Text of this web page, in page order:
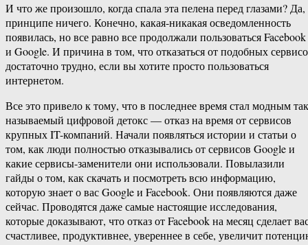
И что же произошло, когда спала эта пелена перед глазами? Да,
принципе ничего. Конечно, какая-никакая осведомленность
появилась, но все равно все продолжали пользоваться Facebook
и Google. И причина в том, что отказаться от подобных
достаточно трудно, если вы хотите просто пользоваться
интернетом.
Все это привело к тому, что в последнее время стал модным так
называемый цифровой детокс — отказ на время от сервисов
крупных IT-компаний. Начали появляться истории и статьи о
том, как люди полностью отказывались от сервисов Google и
какие сервисы-заменители они использовали. Повылазили
гайды о том, как скачать и посмотреть всю информацию,
которую знает о вас Google и Facebook. Они появляются даже
сейчас. Проводятся даже самые настоящие исследования,
которые доказывают, что отказ от Facebook на месяц сделает
счастливее, продуктивнее, увереннее в себе, увеличит